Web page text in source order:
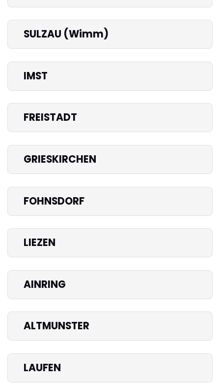
SULZAU (Wimm)
IMST
FREISTADT
GRIESKIRCHEN
FOHNSDORF
LIEZEN
AINRING
ALTMUNSTER
LAUFEN